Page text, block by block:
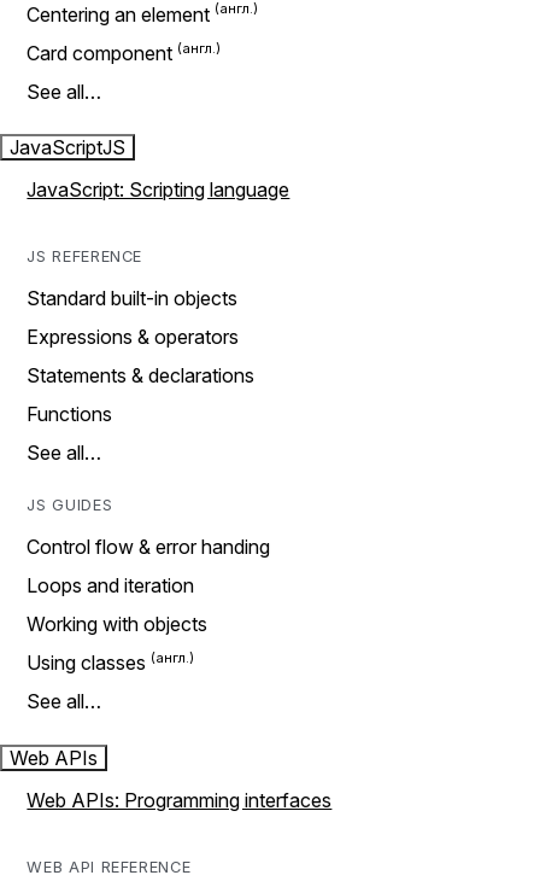
Centering an element
Card component
See all…
JavaScriptJS
JavaScript: Scripting language
JS REFERENCE
Standard built-in objects
Expressions & operators
Statements & declarations
Functions
See all…
JS GUIDES
Control flow & error handing
Loops and iteration
Working with objects
Using classes
See all…
Web APIs
Web APIs: Programming interfaces
WEB API REFERENCE